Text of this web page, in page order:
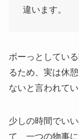
違います。
ボーっとしてい
るため、実は休
ないと言われてい
少しの時間でい
て、一つの物事